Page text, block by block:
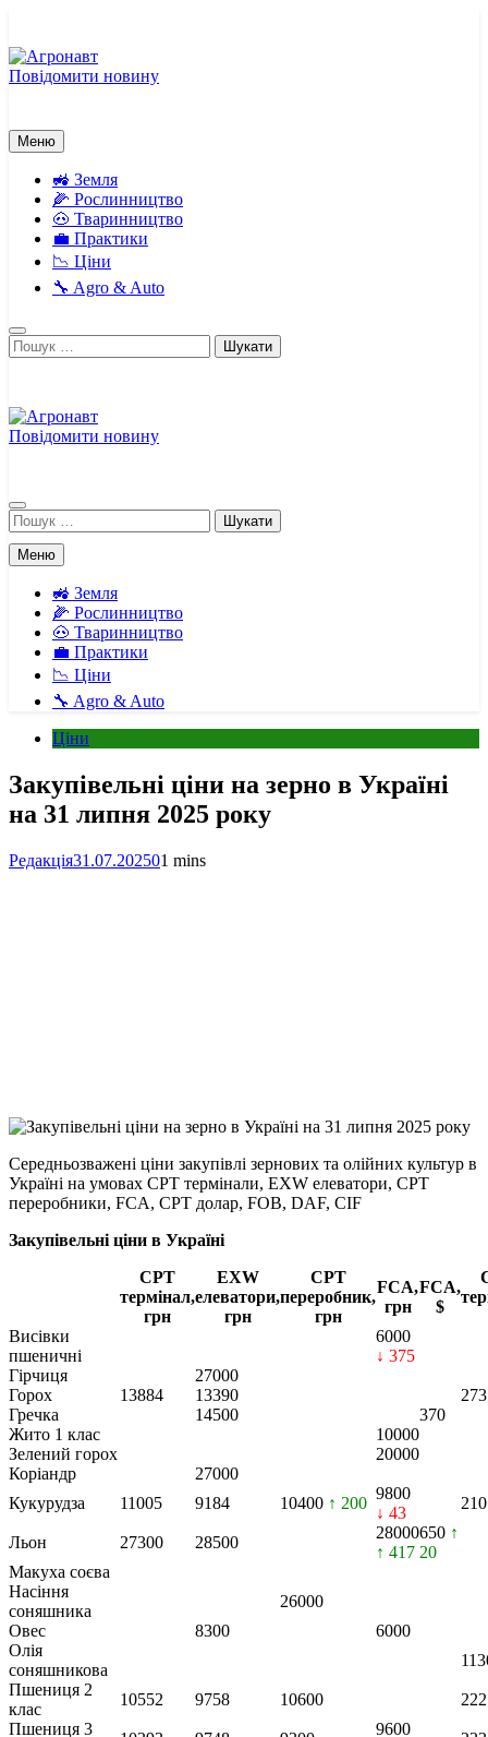
вмісту
Повідомити новину
Меню
🚜 Земля
🌽 Рослинництво
🐽 Тваринництво
💼 Практики
📉 Ціни
🔧 Agro & Auto
Пошук:
Повідомити новину
Пошук:
Меню
🚜 Земля
🌽 Рослинництво
🐽 Тваринництво
💼 Практики
📉 Ціни
🔧 Agro & Auto
Ціни
Закупівельні ціни на зерно в Україні
на 31 липня 2025 року
Редакція31.07.202501 mins
Link
Print
Середньозважені ціни закупівлі зернових та олійних культур в
Україні на умовах CPT термінали, EXW елеватори, CPT
переробники, FCA, CPT долар, FOB, DAF, CIF
Закупівельні ціни в Україні
CPT
термінал,
грн
EXW
елеватори,
грн
CPT
переробник,
грн
FCA,
грн
FCA,
$
Висівки
пшеничні
6000
↓ 375
Гірчиця
27000
Горох
13884 13390
273
Гречка
14500
370
Жито 1 клас
10000
Зелений горох
20000
Коріандр
27000
Кукурудза
11005 9184 10400 ↑ 200
9800
↓ 43
210
Льон 27300 28500
28000
↑ 417
650 ↑
20
Макуха соєва
Насіння
соняшника
26000
Овес
8300
6000
Олія
соняшникова
Пшениця 2
клас
10552 9758 10600
222
Пшениця 3
9600